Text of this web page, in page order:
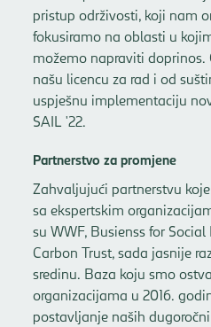
pristup održivosti, koji nam
fokusiramo na oblasti u
možemo napraviti
našu licencu za rad i od
uspješnu implementaciju
SAIL '22.
Partnerstvo za promjene
Zahvaljujući partnerstvu
sa ekspertskim
su WWF, Busienss for
Carbon Trust, sada jasnije
sredinu. Baza koju smo
organizacijama u 2016.
postavljanje naših